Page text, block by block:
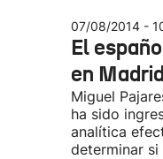
07/08/2014 -
El
en
Miguel
ha sido
analítica
determinar